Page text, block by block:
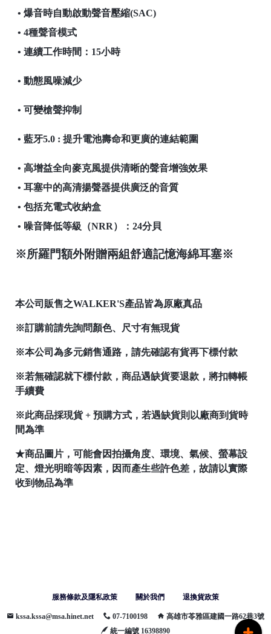
• 爆音時自動啟動聲音壓縮(SAC)
• 4種聲音模式
• 連續工作時間：15小時
• 動態風噪減少
• 可變槍聲抑制
• 藍牙5.0 : 提升電池壽命和更廣的連結範圍
• 高增益全向麥克風提供清晰的聲音增強效果
• 耳塞中的高清揚聲器提供廣泛的音質
• 包括充電式收納盒
• 噪音降低等級（NRR）：24分貝
※所羅門額外附贈兩組舒適記憶海綿耳塞※
本公司販售之WALKER'S產品皆為原廠真品
※訂購前請先詢問顏色、尺寸有無現貨
※本公司為多元銷售通路，請先確認有貨再下標付款
※若無確認就下標付款， 商品遇缺貨要退款，將扣轉帳
手續費
※此商品採現貨 + 預購方式， 若遇缺貨則以廠商到貨時
間為準
★商品圖片，可能會因拍攝角度、環境、氣候、螢幕設
定、燈光明暗等因素，因而產生些許色差，故請以實際
收到物品為準
服務條款及隱私政策 關於我們 退換貨政策
kssa.kssa@msa.hinet.net 07-7100198
高雄市苓雅區建國一路62巷3號
統一編號 16398890